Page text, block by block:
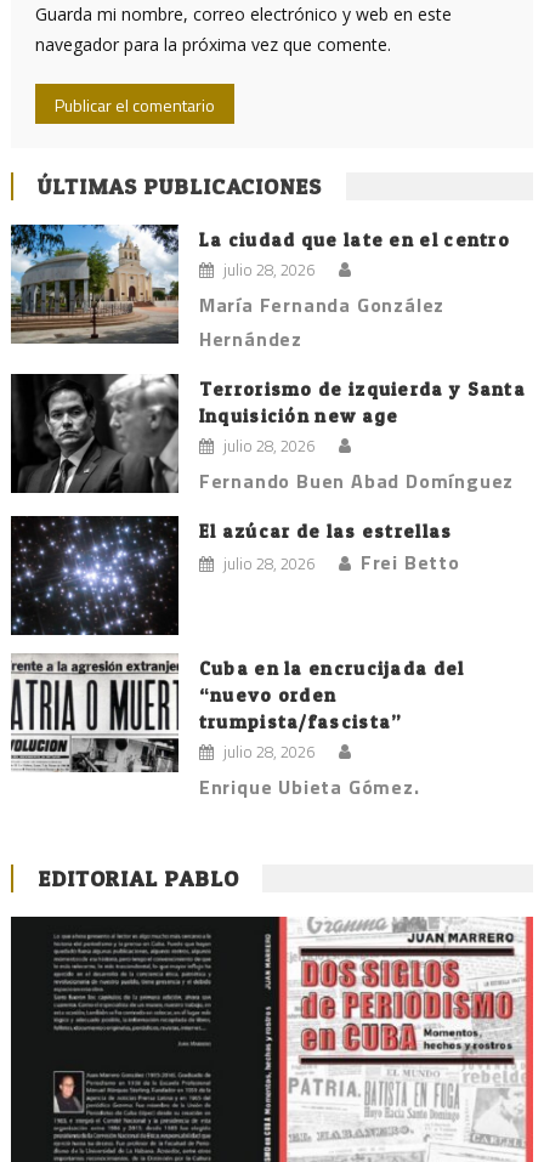
Guarda mi nombre, correo electrónico y web en este
navegador para la próxima vez que comente.
ÚLTIMAS PUBLICACIONES
La ciudad que late en el centro
julio 28, 2026
María Fernanda González
Hernández
Terrorismo de izquierda y Santa
Inquisición new age
julio 28, 2026
Fernando Buen Abad Domínguez
El azúcar de las estrellas
julio 28, 2026 Frei Betto
Cuba en la encrucijada del
“nuevo orden
trumpista/fascista”
julio 28, 2026
Enrique Ubieta Gómez.
EDITORIAL PABLO